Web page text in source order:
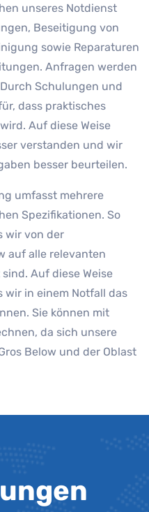
unseres Notdienst
Beseitigung von
sowie Reparaturen
Anfragen werden
Schulungen und
dass praktisches
Auf diese Weise
verstanden und wir
besser beurteilen.
umfasst mehrere
Spezifikationen. So
wir von der
auf alle relevanten
Auf diese Weise
wir in einem Notfall das
Sie können mit
da sich unsere
Below und der Oblast